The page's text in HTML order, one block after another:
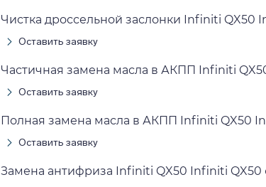
Чистка дроссельной заслонки Infiniti QX50
Оставить заявку
Частичная замена масла в АКПП Infiniti
Оставить заявку
Полная замена масла в АКПП Infiniti QX50
Оставить заявку
Замена антифриза Infiniti QX50 Infiniti QX50